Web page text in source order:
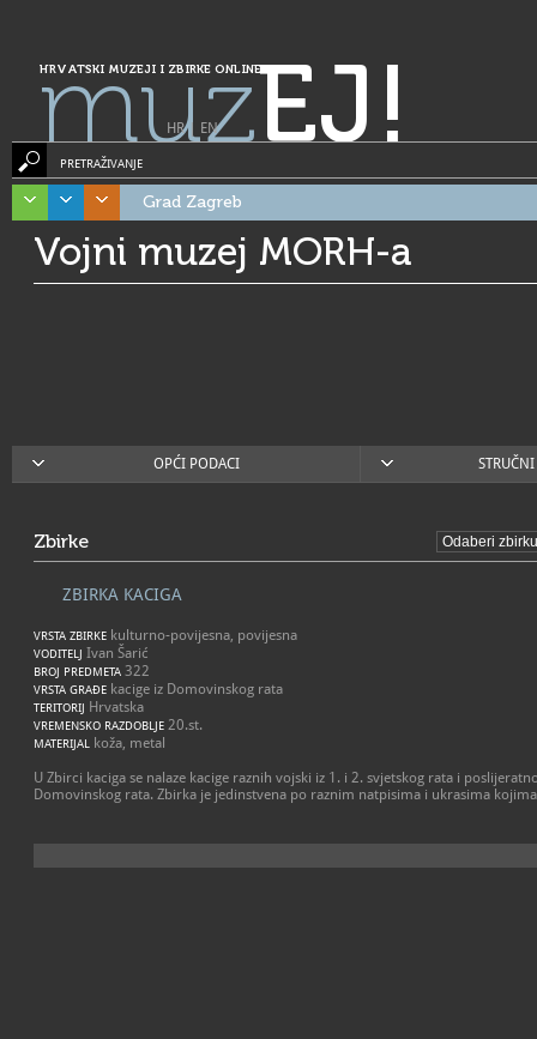
HRVATSKI MUZEJI I ZBIRKE ONLINE
muzEJ!
HR| EN
PRETRAŽIVANJE
Grad Zagreb
Vojni muzej MORH-a
OPĆI PODACI
Zbirke
ZBIRKA KACIGA
VRSTA ZBIRKE kulturno-povijesna, povijesna
VODITELJ Ivan Šarić
BROJ PREDMETA 322
VRSTA GRAĐE kacige iz Domovinskog rata
TERITORIJ Hrvatska
VREMENSKO RAZDOBLJE 20.st.
MATERIJAL koža, metal
U Zbirci kaciga se nalaze kacige raznih vojski iz 1. i 2. svjetskog rata i
Domovinskog rata. Zbirka je jedinstvena po raznim natpisima i ukrasima